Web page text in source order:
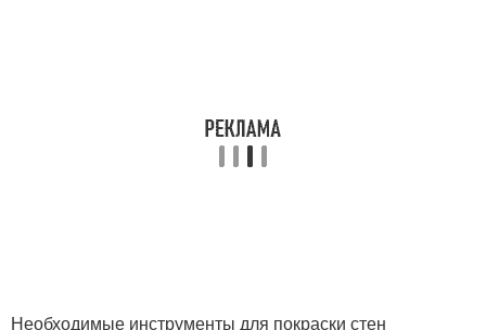
Необходимые инструменты для покраски стен